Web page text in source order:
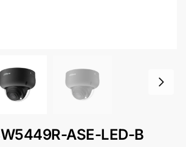
ASE-LED-B